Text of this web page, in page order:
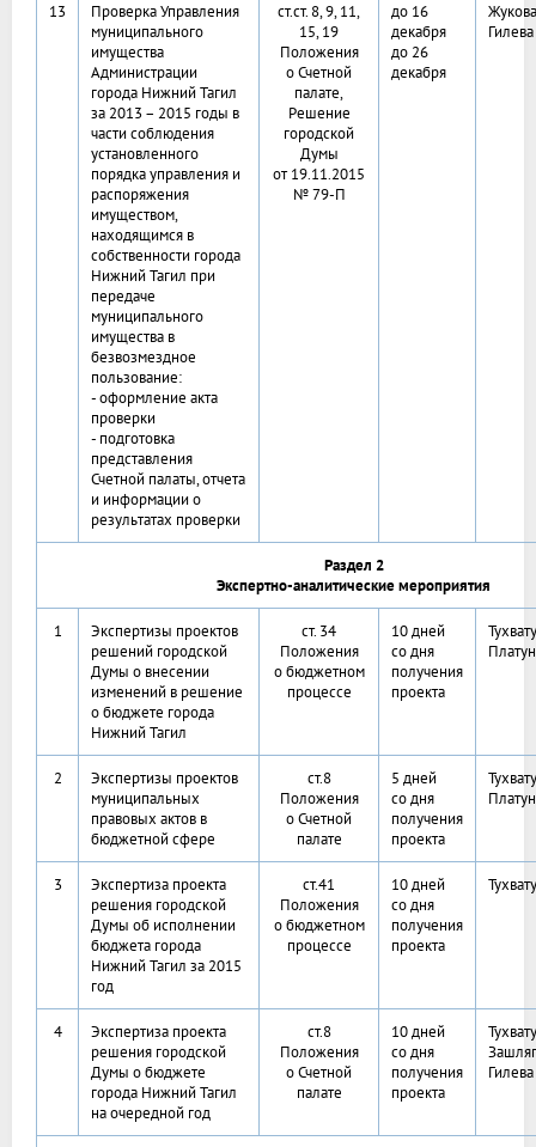
13
Проверка Управления
муниципального
имущества
Администрации
города Нижний Тагил
за 2013 – 2015 годы в
части соблюдения
установленного
порядка управления и
распоряжения
имуществом,
находящимся в
собственности города
Нижний Тагил при
передаче
муниципального
имущества в
безвозмездное
пользование:
- оформление акта
проверки
- подготовка
представления
Счетной палаты, отчета
и информации о
результатах проверки
ст.ст. 8, 9, 11,
15, 19
Положения
о Счетной
палате,
Решение
городской
Думы
от 19.11.2015
№ 79-П
до 16
декабря
до 26
декабря
Раздел 2
Экспертно-аналитические мероприятия
1
Экспертизы проектов
решений городской
Думы о внесении
изменений в решение
о бюджете города
Нижний Тагил
ст. 34
Положения
о бюджетном
процессе
10 дней
со дня
получения
проекта
2
Экспертизы проектов
муниципальных
правовых актов в
бюджетной сфере
ст.8
Положения
о Счетной
палате
5 дней
со дня
получения
проекта
3
Экспертиза проекта
решения городской
Думы об исполнении
бюджета города
Нижний Тагил за 2015
год
ст.41
Положения
о бюджетном
процессе
10 дней
со дня
получения
проекта
4
Экспертиза проекта
решения городской
Думы о бюджете
города Нижний Тагил
на очередной год
ст.8
Положения
о Счетной
палате
10 дней
со дня
получения
проекта